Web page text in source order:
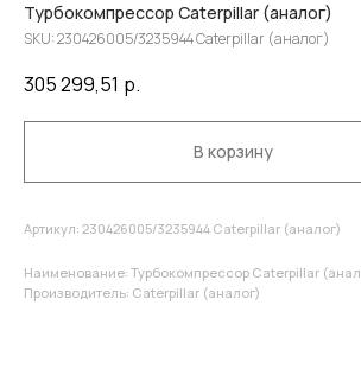
Турбокомпрессор Caterpillar (аналог)
SKU:230426005/3235944 Caterpillar (аналог)
305 299,51 р.
В корзину
Артикул: 230426005/3235944 Caterpillar (аналог)
Наименование: Турбокомпрессор Caterpillar
Производитель: Caterpillar (аналог)